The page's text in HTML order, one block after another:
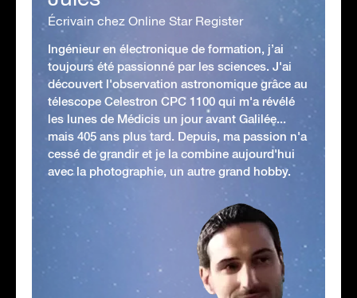
Écrivain chez Online Star Register
Ingénieur en électronique de formation, j’ai
toujours été passionné par les sciences. J'ai
découvert l'observation astronomique grâce au
télescope Celestron CPC 1100 qui m'a révélé
les lunes de Médicis un jour avant Galilée...
mais 405 ans plus tard. Depuis, ma passion n'a
cessé de grandir et je la combine aujourd'hui
avec la photographie, un autre grand hobby.